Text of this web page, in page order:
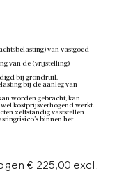
van vastgoed
van de (vrijstelling)
bij grondruil.
bij de aanleg van
worden gebracht, kan
kostprijsverhogend werkt.
zelfstandig vaststellen
binnen het
€ 225,00 excl.